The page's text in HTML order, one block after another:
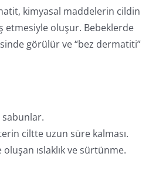
kimyasal maddelerin cildin
etmesiyle oluşur. Bebeklerde
görülür ve “bez dermatiti”
ciltte uzun süre kalması.
ıslaklık ve sürtünme.